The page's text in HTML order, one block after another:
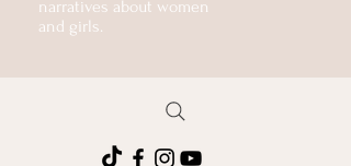
narratives about women
and girls.